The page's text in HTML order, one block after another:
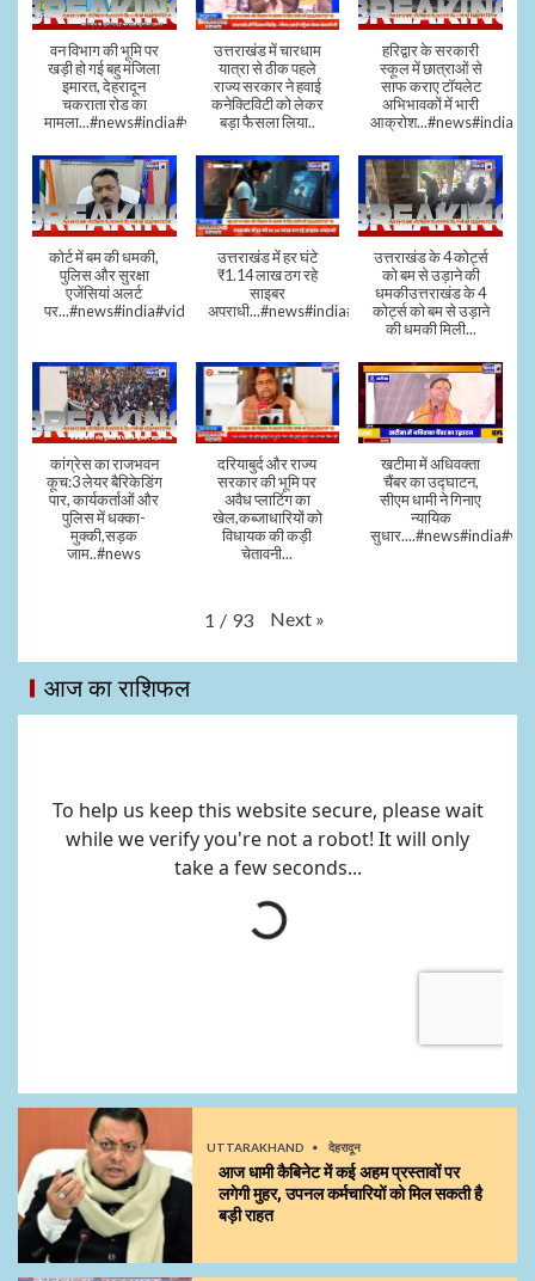
वन विभाग की भूमि पर
खड़ी हो गई बहु मंजिला
इमारत, देहरादून
चकराता रोड का
मामला...#news#india#video
उत्तराखंड में चारधाम
यात्रा से ठीक पहले
राज्य सरकार ने हवाई
कनेक्टिविटी को लेकर
बड़ा फैसला लिया..
हरिद्वार के सरकारी
स्कूल में छात्राओं से
साफ कराए टॉयलेट
अभिभावकों में भारी
आक्रोश...#news#india
कोर्ट में बम की धमकी,
पुलिस और सुरक्षा
एजेंसियां अलर्ट
पर...#news#india#video#viral
उत्तराखंड में हर घंटे
₹1.14 लाख ठग रहे
साइबर
अपराधी...#news#india#video#viral
उत्तराखंड के 4 कोर्ट्स
को बम से उड़ाने की
धमकीउत्तराखंड के 4
कोर्ट्स को बम से उड़ाने
की धमकी मिली...
कांग्रेस का राजभवन
कूच:3 लेयर बैरिकेडिंग
पार, कार्यकर्ताओं और
पुलिस में धक्का-
मुक्की,सड़क
जाम..#news
दरियाबुर्द और राज्य
सरकार की भूमि पर
अवैध प्लाटिंग का
खेल,कब्जाधारियों को
विधायक की कड़ी
चेतावनी...
खटीमा में अधिवक्ता
चैंबर का उद्घाटन,
सीएम धामी ने गिनाए
न्यायिक
1 / 93 Next »
आज का राशिफल
UTTARAKHAND देहरादून
आज धामी कैबिनेट में कई अहम प्रस्तावों पर
लगेगी मुहर, उपनल कर्मचारियों को मिल सकती है
बड़ी राहत